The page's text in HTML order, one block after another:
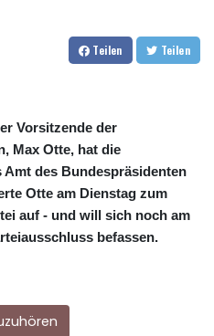
Teilen Teilen
Vorsitzende der
Max Otte, hat die
des Bundespräsidenten
Otte am Dienstag zum
auf - und will sich noch am
befassen.